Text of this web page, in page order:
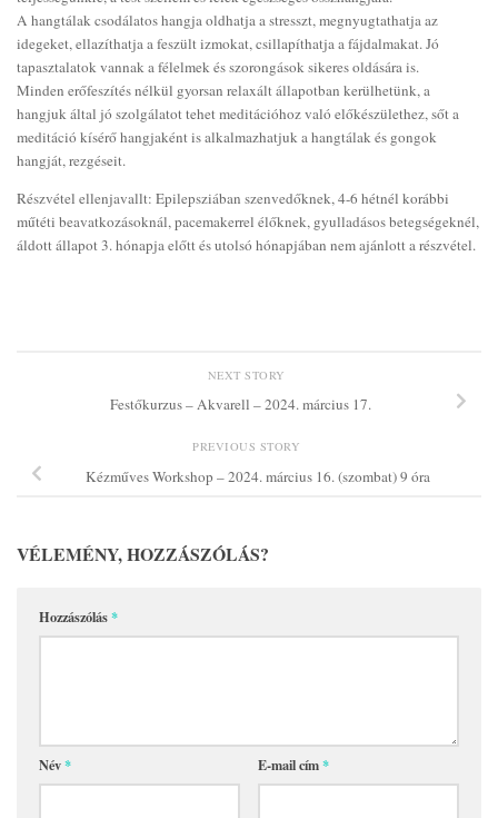
A hangtálak csodálatos hangja oldhatja a stresszt, megnyugtathatja az
idegeket, ellazíthatja a feszült izmokat, csillapíthatja a fájdalmakat. Jó
tapasztalatok vannak a félelmek és szorongások sikeres oldására is.
Minden erőfeszítés nélkül gyorsan relaxált állapotban kerülhetünk, a
hangjuk által jó szolgálatot tehet meditációhoz való előkészülethez, sőt a
meditáció kísérő hangjaként is alkalmazhatjuk a hangtálak és gongok
hangját, rezgéseit.
Részvétel ellenjavallt: Epilepsziában szenvedőknek, 4-6 hétnél korábbi
műtéti beavatkozásoknál, pacemakerrel élőknek, gyulladásos betegségeknél,
áldott állapot 3. hónapja előtt és utolsó hónapjában nem ajánlott a részvétel.
NEXT STORY
Festőkurzus – Akvarell – 2024. március 17.
PREVIOUS STORY
Kézműves Workshop – 2024. március 16. (szombat) 9 óra
VÉLEMÉNY, HOZZÁSZÓLÁS?
Hozzászólás*
Név* E-mail cím*